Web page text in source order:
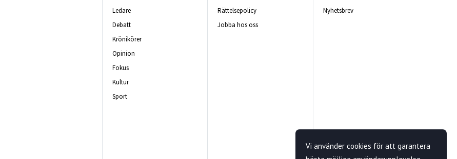
Ledare
Debatt
Krönikörer
Opinion
Fokus
Kultur
Sport
Rättelsepolicy
Jobba hos oss
Nyhetsbrev
Vi använder cookies för att garantera